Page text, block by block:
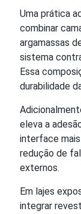
Uma prática
combinar
argamassas
sistema
Essa
durabilidade
eleva a
interface
redução de
externos.
Em lajes
integrar